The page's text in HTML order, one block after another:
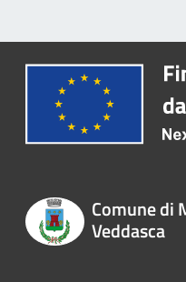
Comune di
Veddasca